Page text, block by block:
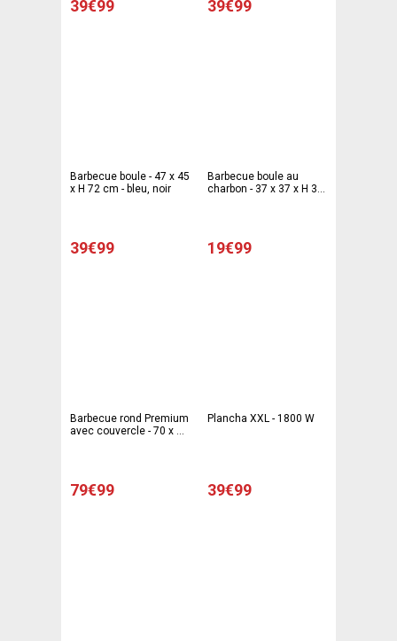
39€99 39€99
Barbecue boule - 47 x 45
x H 72 cm - bleu, noir
39€99
Barbecue boule au
charbon - 37 x 37 x H 37
19€99
Barbecue rond Premium
avec couvercle - 70 x 60
79€99
Plancha XXL - 1800 W
39€99